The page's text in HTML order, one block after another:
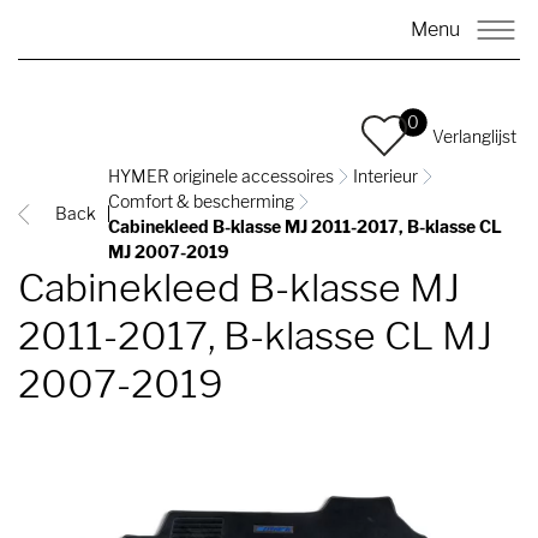
Menu
0
Verlanglijst
Back
HYMER originele accessoires
Interieur
Comfort & bescherming
Cabinekleed B-klasse MJ 2011-2017, B-klasse CL
MJ 2007-2019
Cabinekleed B-klasse MJ
2011-2017, B-klasse CL MJ
2007-2019